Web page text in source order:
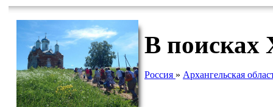
В поисках
Россия » Архангельская